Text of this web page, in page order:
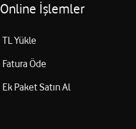
Online İşlemler
TL Yükle
Fatura Öde
Ek Paket Satın Al